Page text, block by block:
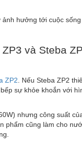
hưởng tới cuộc
và Steba
ZP2. Nếu Steba ZP2
sự khỏe khoắn với
nhưng công suất
phẩm cũng làm cho